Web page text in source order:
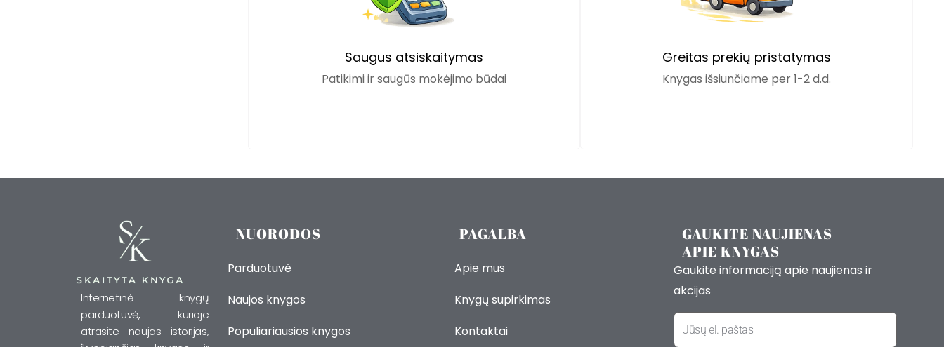
Saugus atsiskaitymas
Patikimi ir saugūs mokėjimo būdai
Greitas prekių pristatymas
Knygas išsiunčiame per 1-2 d.d.
Internetinė knygų
parduotuvė, kurioje
atrasite naujas istorijas,
NUORODOS
Parduotuvė
Naujos knygos
Populiariausios knygos
PAGALBA
Apie mus
Knygų supirkimas
Kontaktai
GAUKITE NAUJIENAS
APIE KNYGAS
Gaukite informaciją apie naujienas ir
akcijas
paštas